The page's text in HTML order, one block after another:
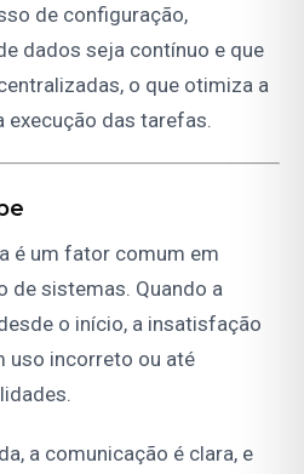
de configuração,
dados seja contínuo e que
o que otimiza a
execução das tarefas.
é um fator comum em
de sistemas. Quando a
o início, a insatisfação
uso incorreto ou até
a comunicação é clara, e